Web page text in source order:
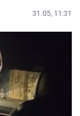
31.05, 11:31